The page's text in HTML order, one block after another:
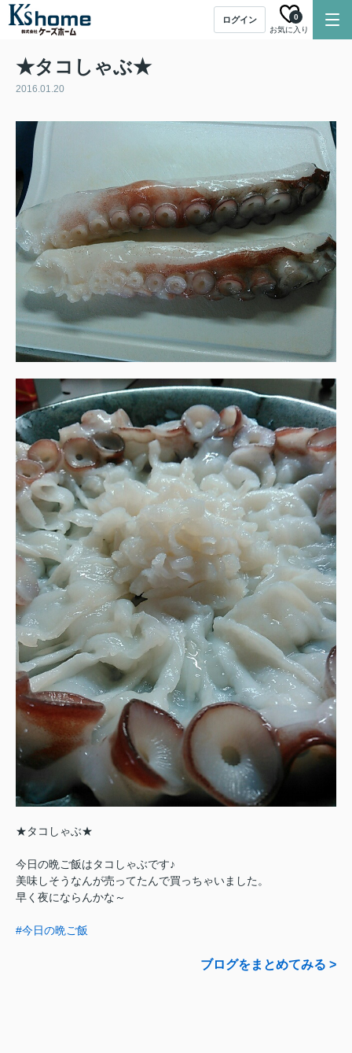
ログイン
お気に入り
0
★タコしゃぶ★
2016.01.20
★タコしゃぶ★
今日の晩ご飯はタコしゃぶです♪
美味しそうなんが売ってたんで買っちゃいました。
早く夜にならんかな～
#今日の晩ご飯
ブログをまとめてみる >